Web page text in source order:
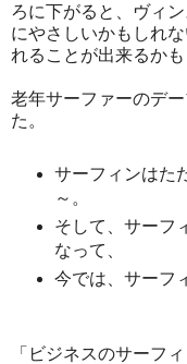
ろに下がると、ヴィ
にやさしいかもしれ
れることが出来るかも
老年サーファーのデ
た。
サーフィンはた
～。
そして、サーフ
なって、
今では、サーフ
「ビジネスのサーフ